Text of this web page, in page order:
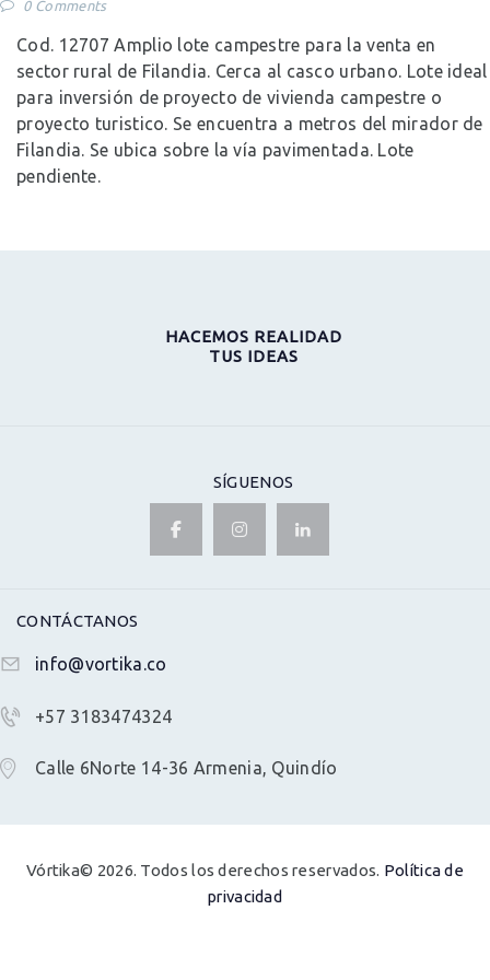
0 Comments
Cod. 12707 Amplio lote campestre para la venta en
sector rural de Filandia. Cerca al casco urbano. Lote ideal
para inversión de proyecto de vivienda campestre o
proyecto turistico. Se encuentra a metros del mirador de
Filandia. Se ubica sobre la vía pavimentada. Lote
pendiente.
HACEMOS REALIDAD
TUS IDEAS
SÍGUENOS
CONTÁCTANOS
info@vortika.co
+57 3183474324
Calle 6Norte 14-36 Armenia, Quindío
Vórtika© 2026. Todos los derechos reservados. Política de
privacidad